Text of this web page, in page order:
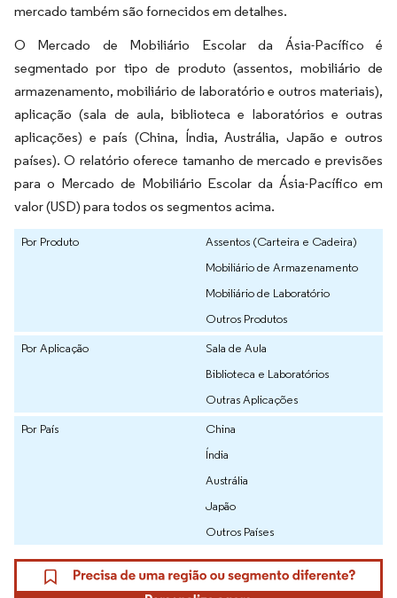
mercado também são fornecidos em detalhes.
O Mercado de Mobiliário Escolar da Ásia-Pacífico é
segmentado por tipo de produto (assentos, mobiliário de
armazenamento, mobiliário de laboratório e outros materiais),
aplicação (sala de aula, biblioteca e laboratórios e outras
aplicações) e país (China, Índia, Austrália, Japão e outros
países). O relatório oferece tamanho de mercado e previsões
para o Mercado de Mobiliário Escolar da Ásia-Pacífico em
valor (USD) para todos os segmentos acima.
Por Produto
Assentos (Carteira e Cadeira)
Mobiliário de Armazenamento
Mobiliário de Laboratório
Outros Produtos
Por Aplicação
Sala de Aula
Biblioteca e Laboratórios
Outras Aplicações
Por País
China
Índia
Austrália
Japão
Outros Países